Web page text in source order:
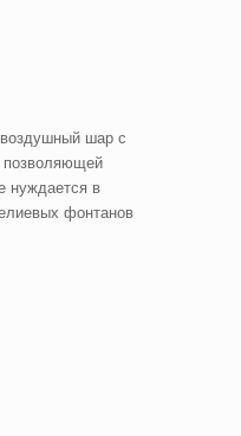
шар с
позволяющей
нуждается в
фонтанов